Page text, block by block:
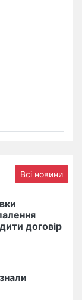
Всі новини
договір